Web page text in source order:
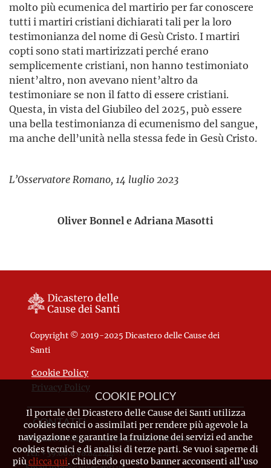
molto più ecumenica del martirio per far conoscere
tutti i martiri cristiani dichiarati tali per la loro
testimonianza del nome di Gesù Cristo. I martiri
copti sono stati martirizzati perché erano
semplicemente cristiani, non hanno testimoniato
nient’altro, non avevano nient’altro da
testimoniare se non il fatto di essere cristiani.
Questa, in vista del Giubileo del 2025, può essere
una bella testimonianza di ecumenismo del sangue,
ma anche dell’unità nella stessa fede in Gesù Cristo.
L’Osservatore Romano, 14 luglio 2023
Oliver Bonnel e Adriana Masotti
Copyright © 2019-2025 Dicastero delle Cause dei
Santi
Cookie Policy
Privacy Policy
CONTATTI
Piazza Pio XII, 10 - 00120 Città del Vaticano
Tel. +39.06.698.842.44
COOKIE POLICY
Il portale del Dicastero delle Cause dei Santi utilizza
cookies tecnici o assimilati per rendere più agevole la
navigazione e garantire la fruizione dei servizi ed anche
cookies tecnici e di analisi di terze parti. Se vuoi saperne di
piùclicca qui. Chiudendo questo banner acconsenti all’uso